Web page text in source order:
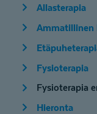
Allasterapia
Ammatillinen
Fysioterapia
Fysioterapia
Hieronta